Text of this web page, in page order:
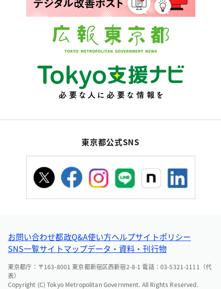
東京都公式SNS
お問い合わせ都政Q&A使い方ヘルプサイトポリシー
SNS一覧サイトマップデータ・資料・刊行物
東京都庁：〒163-8001 東京都新宿区西新宿2-8-1 電話：03-5321-1111（代
表）
Copyright (C) Tokyo Metropolitan Government. All Rights Reserved.